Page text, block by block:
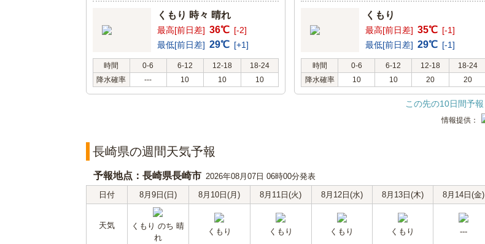
くもり 時々 晴れ
最高[前日差] 36℃ [-2]
最低[前日差] 29℃ [+1]
時間 0-6 6-12 12-18
18-24
降水確率
--- 10 10 10
くもり
最高[前日差] 35℃ [-1]
最低[前日差] 29℃ [-1]
時間 0-6 6-12 12-18
18-24
降水確率
10 10 20 20
この先の10日間予報
情報提供：
長崎県の週間天気予報
予報地点：長崎県長崎市 2026年08月07日 06時00分発表
日付
8月9日(日) 8月10日(月) 8月11日(火) 8月12日(水) 8月13日(木) 8月14日(金)
天気
くもり のち 晴
れ
くもり くもり くもり くもり ---